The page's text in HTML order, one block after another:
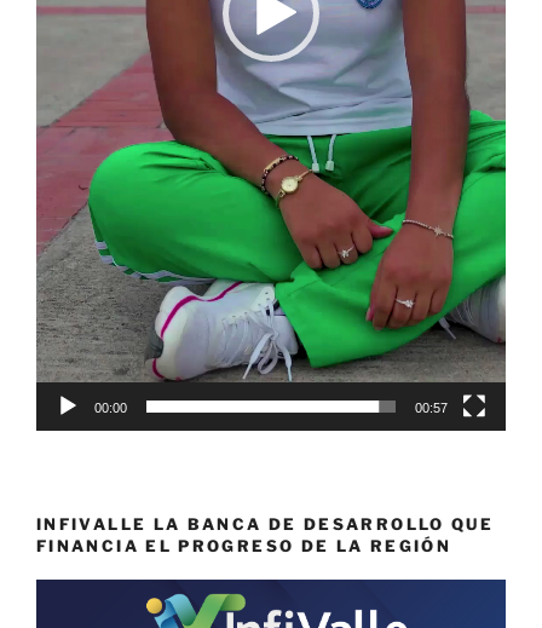
00:00 00:57
INFIVALLE LA BANCA DE DESARROLLO QUE
FINANCIA EL PROGRESO DE LA REGIÓN